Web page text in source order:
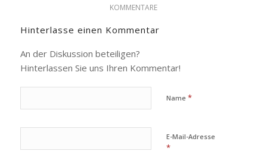
KOMMENTARE
Hinterlasse einen Kommentar
An der Diskussion beteiligen?
Hinterlassen Sie uns Ihren Kommentar!
Name *
E-Mail-Adresse
*